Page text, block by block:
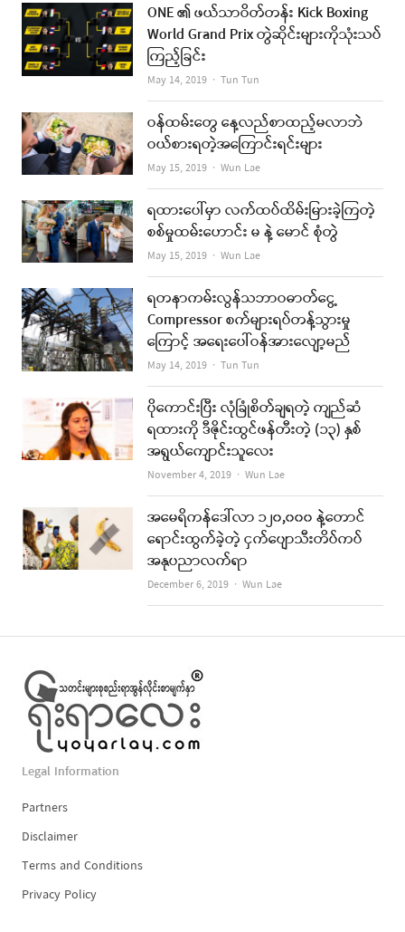
ONE ၏ ဖယ်သာဝိတ်တန်း Kick Boxing
World Grand Prix တွဲဆိုင်းများကိုသုံးသပ်
ကြည့်ခြင်း
May 14, 2019 Author
Tun Tun
ဝန်ထမ်းတွေ နေ့လည်စာထည့်မလာဘဲ
ဝယ်စားရတဲ့အကြောင်းရင်းများ
May 15, 2019 Author
Wun Lae
ရထားပေါ်မှာ လက်ထပ်ထိမ်းမြားခဲ့ကြတဲ့
စစ်မှုထမ်းဟောင်း မ နဲ့ မောင် စုံတွဲ
May 15, 2019 Author
Wun Lae
ရတနာကမ်းလွန်သဘာဝဓာတ်ငွေ့
Compressor စက်များရပ်တန့်သွားမှု
ကြောင့် အရေးပေါ်ဝန်အားလျော့မည်
May 14, 2019 Author
Tun Tun
ပိုကောင်းပြီး လုံခြုံစိတ်ချရတဲ့ ကျည်ဆံ
ရထားကို ဒီဇိုင်းထွင်ဖန်တီးတဲ့ (၁၃) နှစ်
အရွယ်ကျောင်းသူလေး
November 4, 2019 Author
Wun Lae
အမေရိကန်ဒေါ်လာ ၁၂၀,၀၀၀ နဲ့တောင်
ရောင်းထွက်ခဲ့တဲ့ ငှက်ပျောသီးတိပ်ကပ်
အနုပညာလက်ရာ
December 6, 2019 Author
Wun Lae
Legal Information
Partners
Disclaimer
Terms and Conditions
Privacy Policy